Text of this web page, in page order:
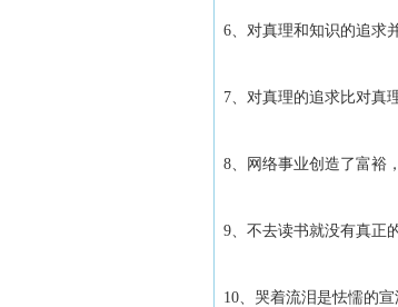
6、对真理和知识的追求
7、对真理的追求比对
8、网络事业创造了富裕
9、不去读书就没有真
10、哭着流泪是怯懦的